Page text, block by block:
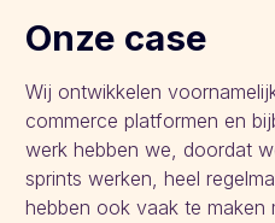
Onze case
Wij ontwikkelen
commerce platformen en
werk hebben we, doordat
sprints werken, heel
hebben ook vaak te maken